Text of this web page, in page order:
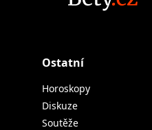
Ostatní
Horoskopy
Diskuze
Soutěže